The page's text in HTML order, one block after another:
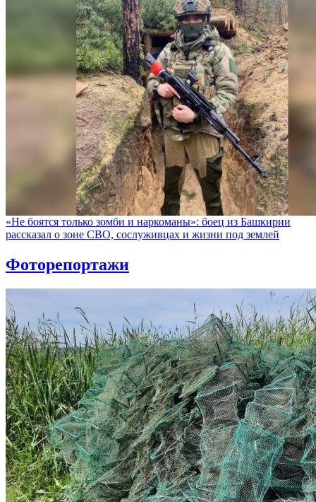
«Не боятся только зомби и наркоманы»: боец из Башкирии
рассказал о зоне СВО, сослуживцах и жизни под землей
Фоторепортажи